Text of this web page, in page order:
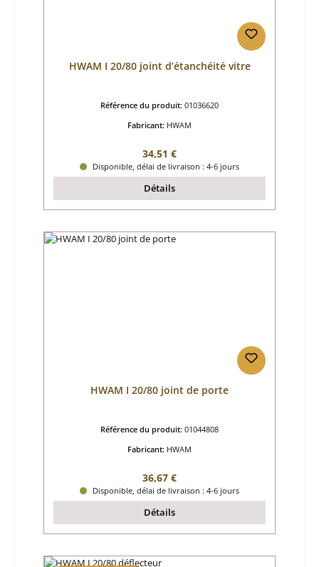
HWAM I 20/80 joint d’étanchéité vitre
Référence du produit: 01036620
Fabricant: HWAM
Prix régulier :
34,51 €
Disponible, délai de livraison : 4-6 jours
Détails
HWAM I 20/80 joint de porte
Référence du produit: 01044808
Fabricant: HWAM
Prix régulier :
36,67 €
Disponible, délai de livraison : 4-6 jours
Détails